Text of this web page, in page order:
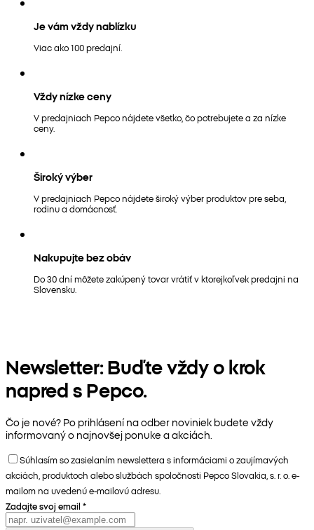
Je vám vždy nablízku
Viac ako 100 predajní.
Vždy nízke ceny
V predajniach Pepco nájdete všetko, čo potrebujete a za nízke
ceny.
Široký výber
V predajniach Pepco nájdete široký výber produktov pre seba,
rodinu a domácnosť.
Nakupujte bez obáv
Do 30 dní môžete zakúpený tovar vrátiť v ktorejkoľvek predajni na
Slovensku.
Newsletter: Buďte vždy o krok
napred s Pepco.
Čo je nové? Po prihlásení na odber noviniek budete vždy
informovaný o najnovšej ponuke a akciách.
Súhlasím so zasielaním newslettera s informáciami o zaujímavých
akciách, produktoch alebo službách spoločnosti Pepco Slovakia, s. r. o. e-
mailom na uvedenú e-mailovú adresu.
Zadajte svoj email *